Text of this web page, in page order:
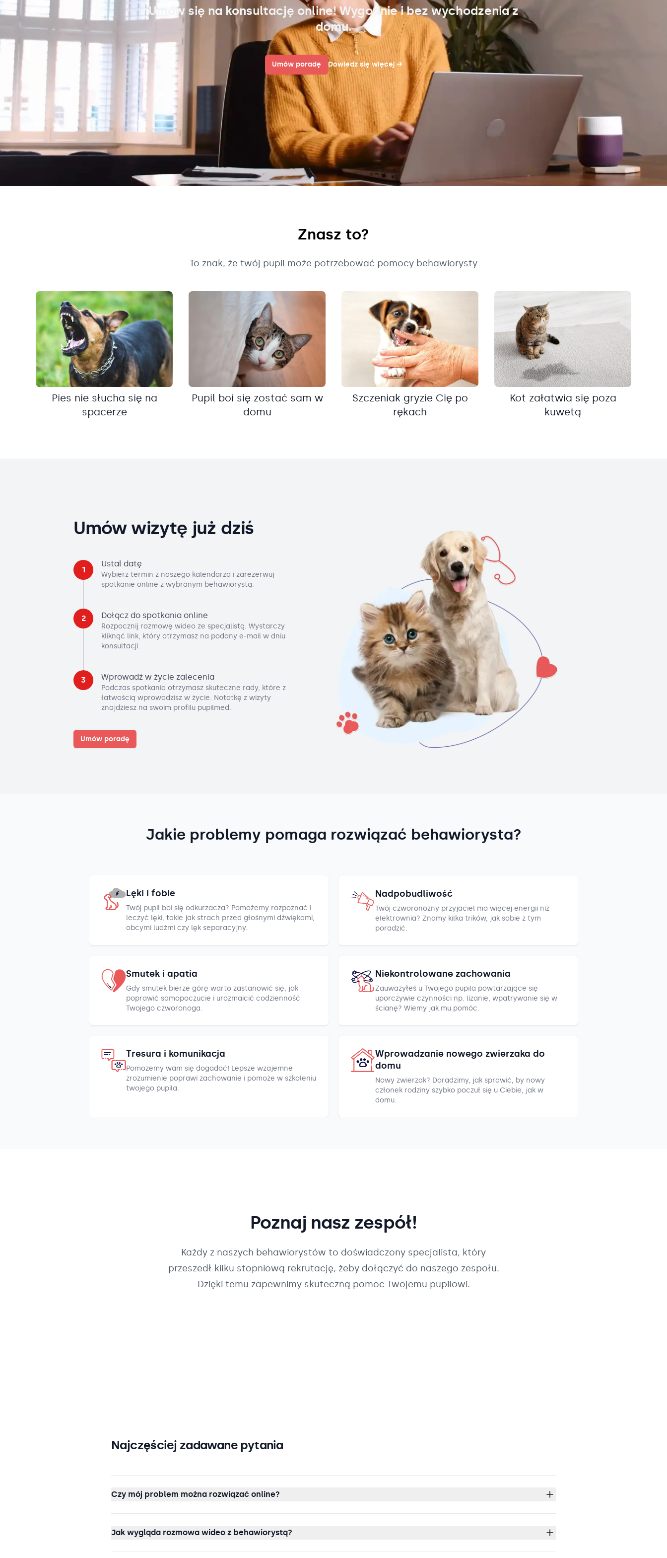
Umów się na konsultację online! Wygodnie i bez wychodzenia z
domu.
Umów poradę Dowiedz się więcej →
Znasz to?
To znak, że twój pupil może potrzebować pomocy behawiorysty
Pies nie słucha się na
spacerze
Pupil boi się zostać sam w
domu
Szczeniak gryzie Cię po
rękach
Kot załatwia się poza
kuwetą
Umów wizytę już dziś
1
Ustal datę
Wybierz termin z naszego kalendarza i zarezerwuj
spotkanie online z wybranym behawiorystą.
2 Dołącz do spotkania online
Rozpocznij rozmowę wideo ze specjalistą. Wystarczy
kliknąć link, który otrzymasz na podany e-mail w dniu
konsultacji.
3 Wprowadź w życie zalecenia
Podczas spotkania otrzymasz skuteczne rady, które z
łatwością wprowadzisz w życie. Notatkę z wizyty
znajdziesz na swoim profilu pupilmed.
Umów poradę
Jakie problemy pomaga rozwiązać behawiorysta?
Lęki i fobie
Twój pupil boi się odkurzacza? Pomożemy rozpoznać i
leczyć lęki, takie jak strach przed głośnymi dźwiękami,
obcymi ludźmi czy lęk separacyjny.
Nadpobudliwość
Twój czworonożny przyjaciel ma więcej energii niż
elektrownia? Znamy kilka trików, jak sobie z tym
poradzić.
Smutek i apatia
Gdy smutek bierze górę warto zastanowić się, jak
poprawić samopoczucie i urozmaicić codzienność
Twojego czworonoga.
Niekontrolowane zachowania
Zauważyłeś u Twojego pupila powtarzające się
uporczywie czynności np. lizanie, wpatrywanie się w
ścianę? Wiemy jak mu pomóc.
Tresura i komunikacja
Pomożemy wam się dogadać! Lepsze wzajemne
zrozumienie poprawi zachowanie i pomoże w szkoleniu
twojego pupila.
Wprowadzanie nowego zwierzaka do
domu
Nowy zwierzak? Doradzimy, jak sprawić, by nowy
członek rodziny szybko poczuł się u Ciebie, jak w
domu.
Poznaj nasz zespół!
Każdy z naszych behawiorystów to doświadczony specjalista, który
przeszedł kilku stopniową rekrutację, żeby dołączyć do naszego zespołu.
Dzięki temu zapewnimy skuteczną pomoc Twojemu pupilowi.
Najczęściej zadawane pytania
Czy mój problem można rozwiązać online?
Jak wygląda rozmowa wideo z behawiorystą?